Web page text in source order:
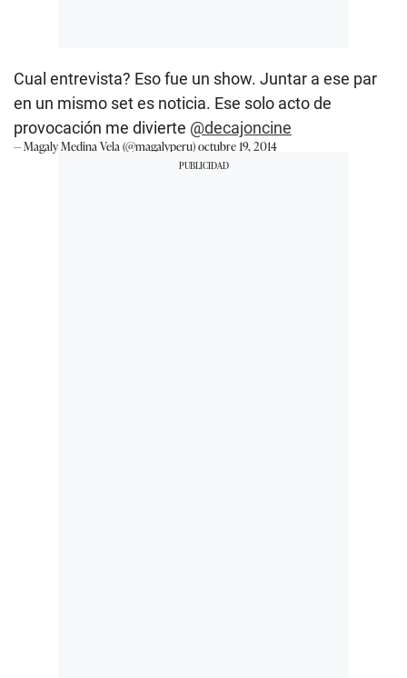
Cual entrevista? Eso fue un show. Juntar a ese par
en un mismo set es noticia. Ese solo acto de
provocación me divierte @decajoncine
— Magaly Medina Vela (@magalyperu)octubre 19, 2014